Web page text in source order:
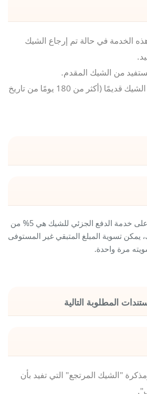
الخدمة في حالة تم إرجاع الشيك
من الشيك المقدم.
يجب أن لا يكون الشيك قديمًا (أكثر من 180 يومًا من تاريخ
الحد الأدنى للحصول على خدمة الدفع الجزئي للشيك هي 5% من
يمكن تسوية المبلغ المتبقي غير المستوفى
مرة واحدة.
المطلوبة التالية
"الشيك المرتجع" التي تفيد بأن